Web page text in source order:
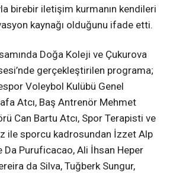
birebir iletişim kurmanın kendileri
kaynağı olduğunu ifade etti.
Doğa Koleji ve Çukurova
gerçekleştirilen programa;
Voleybol Kulübü Genel
Atcı, Baş Antrenör Mehmet
Can Bartu Atcı, Spor Terapisti ve
ile sporcu kadrosundan İzzet Alp
Da Puruficacao, Ali İhsan Heper
da Silva, Tuğberk Sungur,